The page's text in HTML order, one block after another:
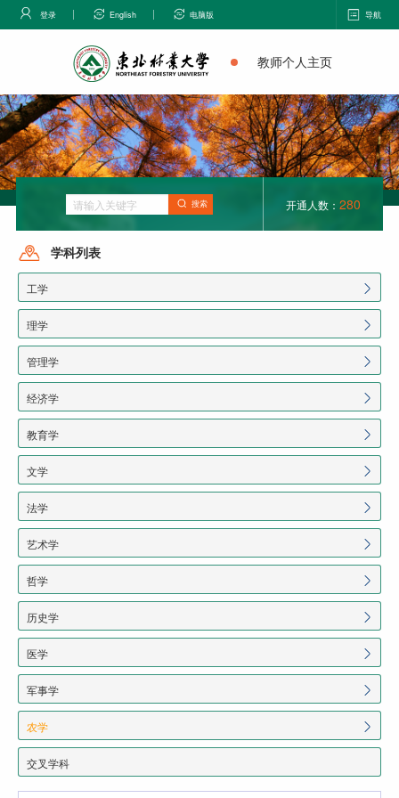
登录 English 电脑版 导航
教师个人主页
搜索 开通人数： 280
学科列表
工学
理学
管理学
经济学
教育学
文学
法学
艺术学
哲学
历史学
医学
军事学
农学
交叉学科